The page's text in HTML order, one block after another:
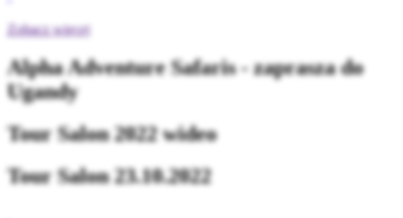
Zobacz więcej
Alpha Adventure Safaris - zaprasza do
Ugandy
Tour Salon 2022 wideo
Tour Salon 23.10.2022